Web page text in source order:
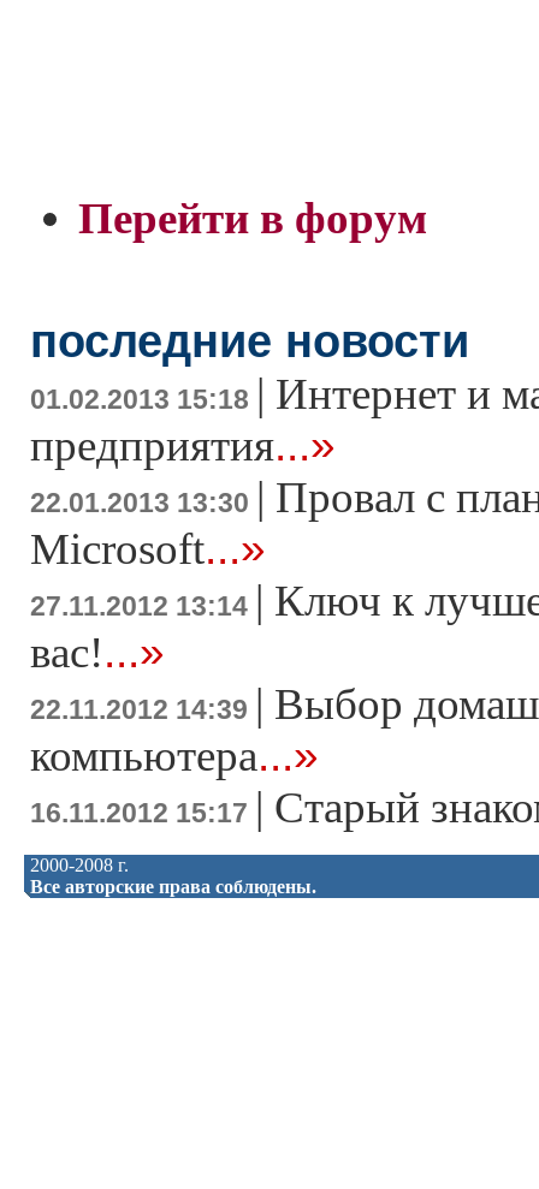
Перейти в форум
последние новости
01.02.2013 15:18 | Интернет и
предприятия...»
22.01.2013 13:30 | Провал с
Microsoft...»
27.11.2012 13:14 | Ключ к
вас!...»
22.11.2012 14:39 | Выбор
компьютера...»
16.11.2012 15:17 | Старый
2000-2008 г.
Все авторские права соблюдены.